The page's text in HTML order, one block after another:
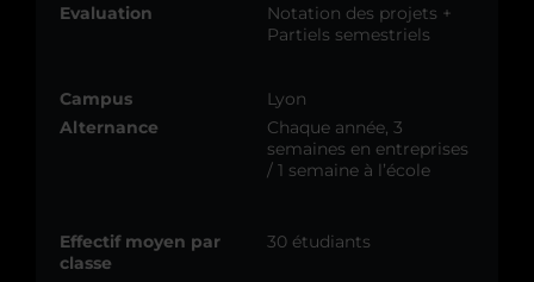
Evaluation
Notation des projets +
Partiels semestriels
Campus
Lyon
Alternance
Chaque année, 3
semaines en entreprises
/ 1 semaine à l’école
Effectif moyen par
classe
30 étudiants